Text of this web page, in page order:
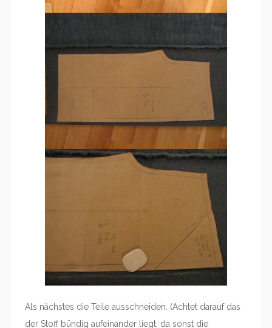
Als nächstes die Teile ausschneiden. (Achtet darauf das
der Stoff bündig aufeinander liegt, da sonst die